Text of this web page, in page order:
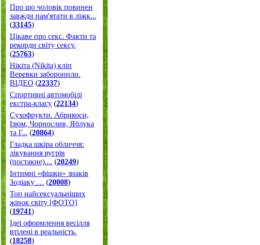
Про що чоловік повинен
завжди пам'ятати в ліжк...
(33145)
Цікаве про секс. Факти та
рекорди світу сексу.
(25763)
Нікіта (Nikita) кліп
Веревки заборонили.
ВІДЕО (22337)
Спортивні автомобілі
екстра-класу (22134)
Cухофрукти. Абрикоси,
Ізюм, Чорнослив, Яблука
та Г... (20864)
Гладка шкіра обличчя:
лікування вугрів
(постакне).... (20249)
Інтимні «фішки» знаків
Зодіаку … (20008)
Топ найсексуальніших
жінок світу [ФОТО]
(19741)
Ідеї оформлення весілля
втілені в реальність.
(18258)